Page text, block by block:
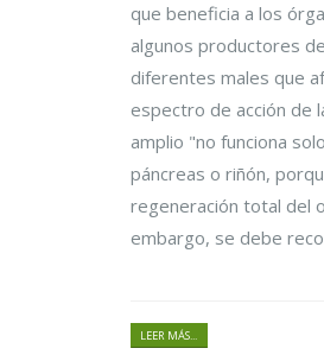
que beneficia a los
algunos productores
diferentes males que
espectro de acción de
amplio "no funciona
páncreas o riñón,
regeneración total del
embargo, se debe
LEER MÁS...